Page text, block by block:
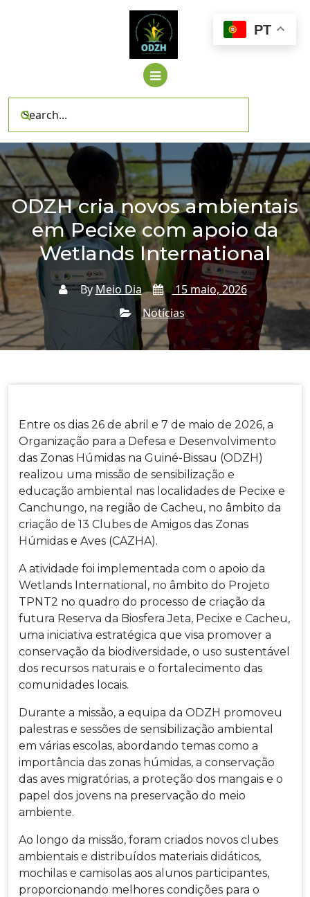
ODZH cria novos ambientais
em Pecixe com apoio da
Wetlands International
ByMeio Dia
15 maio, 2026
Notícias
Entre os dias 26 de abril e 7 de maio de 2026, a
Organização para a Defesa e Desenvolvimento
das Zonas Húmidas na Guiné-Bissau (ODZH)
realizou uma missão de sensibilização e
educação ambiental nas localidades de Pecixe e
Canchungo, na região de Cacheu, no âmbito da
criação de 13 Clubes de Amigos das Zonas
Húmidas e Aves (CAZHA).
A atividade foi implementada com o apoio da
Wetlands International, no âmbito do Projeto
TPNT2 no quadro do processo de criação da
futura Reserva da Biosfera Jeta, Pecixe e Cacheu,
uma iniciativa estratégica que visa promover a
conservação da biodiversidade, o uso sustentável
dos recursos naturais e o fortalecimento das
comunidades locais.
Durante a missão, a equipa da ODZH promoveu
palestras e sessões de sensibilização ambiental
em várias escolas, abordando temas como a
importância das zonas húmidas, a conservação
das aves migratórias, a proteção dos mangais e o
papel dos jovens na preservação do meio
ambiente.
Ao longo da missão, foram criados novos clubes
ambientais e distribuídos materiais didáticos,
mochilas e camisolas aos alunos participantes,
proporcionando melhores condições para o
PT